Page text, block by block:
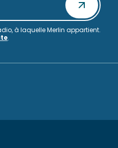
à laquelle Merlin appartient.
.